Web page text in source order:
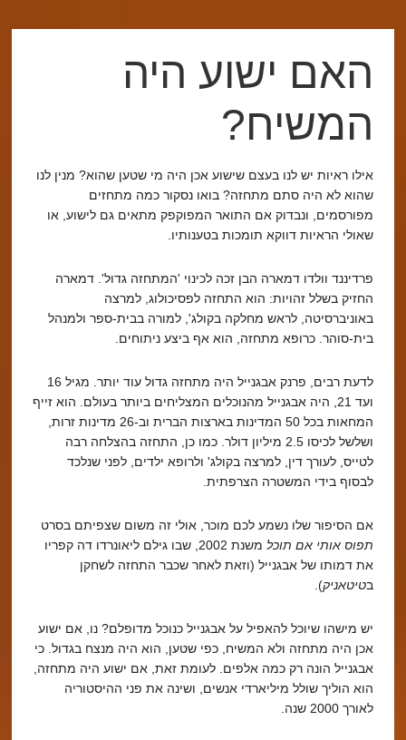
האם ישוע היה
המשיח?
אילו ראיות יש לנו בעצם שישוע אכן היה מי שטען שהוא? מנין לנו
שהוא לא היה סתם מתחזה? בואו נסקור כמה מתחזים
מפורסמים, ונבדוק אם התואר המפוקפק מתאים גם לישוע, או
שאולי הראיות דווקא תומכות בטענותיו.
פרדיננד וולדו דמארה הבן זכה לכינוי 'המתחזה גדול'. דמארה
החזיק בשלל זהויות: הוא התחזה לפסיכולוג, למרצה
באוניברסיטה, לראש מחלקה בקולג', למורה בבית-ספר ולמנהל
בית-סוהר. כרופא מתחזה, הוא אף ביצע ניתוחים.
לדעת רבים, פרנק אבגנייל היה מתחזה גדול עוד יותר. מגיל 16
ועד 21, היה אבגנייל מהנוכלים המצליחים ביותר בעולם. הוא זייף
המחאות בכל 50 המדינות בארצות הברית וב-26 מדינות זרות,
ושלשל לכיסו 2.5 מיליון דולר. כמו כן, התחזה בהצלחה רבה
לטייס, לעורך דין, למרצה בקולג' ולרופא ילדים, לפני שנלכד
לבסוף בידי המשטרה הצרפתית.
אם הסיפור שלו נשמע לכם מוכר, אולי זה משום שצפיתם בסרט
תפוס אותי אם תוכל
משנת 2002, שבו גילם ליאונרדו דה קפריו
את דמותו של אבגנייל (וזאת לאחר שכבר התחזה לשחקן
בטיטאניק).
יש מישהו שיוכל להאפיל על אבגנייל כנוכל מדופלם? נו, אם ישוע
אכן היה מתחזה ולא המשיח, כפי שטען, הוא היה מנצח בגדול. כי
אבגנייל הונה רק כמה אלפים. לעומת זאת, אם ישוע היה מתחזה,
הוא הוליך שולל מיליארדי אנשים, ושינה את פני ההיסטוריה
לאורך 2000 שנה.